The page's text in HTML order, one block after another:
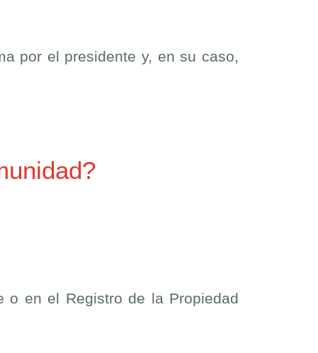
por el presidente y, en su caso,
o en el Registro de la Propiedad